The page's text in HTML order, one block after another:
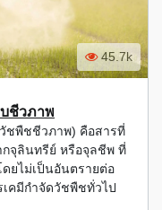
45.7k
ชีวภาพ
ชพืชชีวภาพ) คือสารที่
จุลินทรีย์ หรือจุลชีพ ที่
ยไม่เป็นอันตรายต่อ
คมีกำจัดวัชพืชทั่วไป